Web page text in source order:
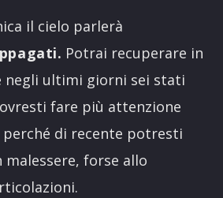
il cielo parlerà
Potrai recuperare in
negli ultimi giorni sei stati
fare più attenzione
di recente potresti
malessere, forse allo